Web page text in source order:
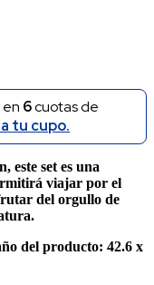
en 6cuotas de
tu cupo.
este set es una
viajar por el
del orgullo de
del producto: 42.6 x